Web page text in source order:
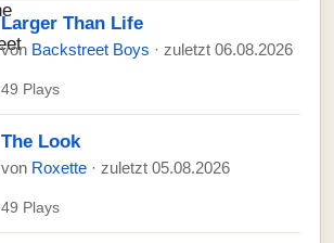
Larger Than Life
von Backstreet Boys · zuletzt 06.08.2026
49 Plays
The Look
von Roxette · zuletzt 05.08.2026
49 Plays